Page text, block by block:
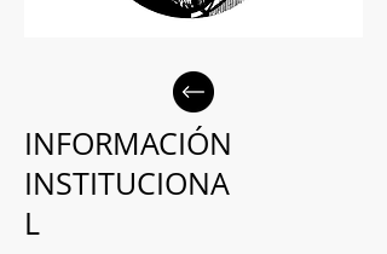
INFORMACIÓN
INSTITUCIONA
L